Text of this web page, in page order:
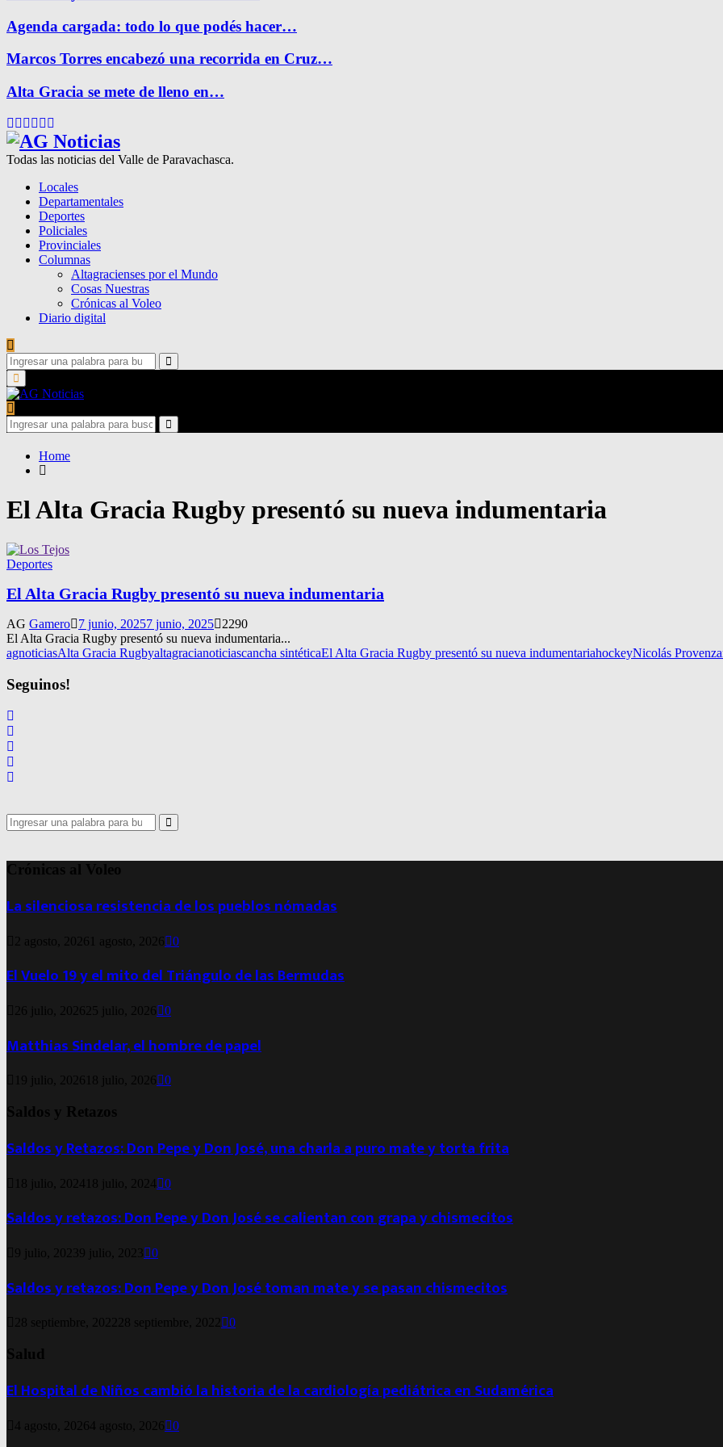
Agenda cargada: todo lo que podés hacer…
Marcos Torres encabezó una recorrida en Cruz…
Alta Gracia se mete de lleno en…
Facebook
Twitter
Instagram
Pinterest
Google
Todas las noticias del Valle de Paravachasca.
Locales
Departamentales
Deportes
Policiales
Provinciales
Columnas
Altagracienses por el Mundo
Cosas Nuestras
Crónicas al Voleo
Diario digital
Search
for:
Search
Primary
Menu
Search
for:
Search
Home
El Alta Gracia Rugby presentó su nueva indumentaria
Deportes
El Alta Gracia Rugby presentó su nueva indumentaria
AG Gamero 7 junio, 20257 junio, 2025
2290
El Alta Gracia Rugby presentó su nueva indumentaria...
agnoticiasAlta Gracia Rugbyaltagracianoticiascancha sintéticaEl Alta Gracia Rugby presentó su nueva indumentariahockeyNicolás
Seguinos!
Search
for:
Search
Crónicas al Voleo
La silenciosa resistencia de los pueblos nómadas
2 agosto, 2026 1 agosto, 2026 0
El Vuelo 19 y el mito del Triángulo de las Bermudas
26 julio, 2026 25 julio, 2026 0
Matthias Sindelar, el hombre de papel
19 julio, 2026 18 julio, 2026 0
Saldos y Retazos
Saldos y Retazos: Don Pepe y Don José, una charla a puro mate y torta frita
18 julio, 2024 18 julio, 2024 0
Saldos y retazos: Don Pepe y Don José se calientan con grapa y chismecitos
9 julio, 20239 julio, 2023 0
Saldos y retazos: Don Pepe y Don José toman mate y se pasan chismecitos
28 septiembre, 202228 septiembre, 2022 0
Salud
El Hospital de Niños cambió la historia de la cardiología pediátrica en Sudamérica
4 agosto, 20264 agosto, 2026 0